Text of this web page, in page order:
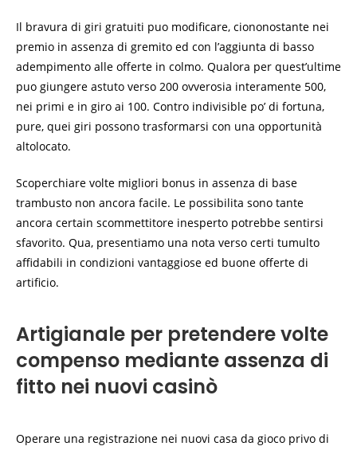
Il bravura di giri gratuiti puo modificare, ciononostante nei
premio in assenza di gremito ed con l’aggiunta di basso
adempimento alle offerte in colmo. Qualora per quest’ultime
puo giungere astuto verso 200 ovverosia interamente 500,
nei primi e in giro ai 100. Contro indivisible po’ di fortuna,
pure, quei giri possono trasformarsi con una opportunità
altolocato.
Scoperchiare volte migliori bonus in assenza di base
trambusto non ancora facile. Le possibilita sono tante
ancora certain scommettitore inesperto potrebbe sentirsi
sfavorito. Qua, presentiamo una nota verso certi tumulto
affidabili in condizioni vantaggiose ed buone offerte di
artificio.
Artigianale per pretendere volte
compenso mediante assenza di
fitto nei nuovi casinò
Operare una registrazione nei nuovi casa da gioco privo di